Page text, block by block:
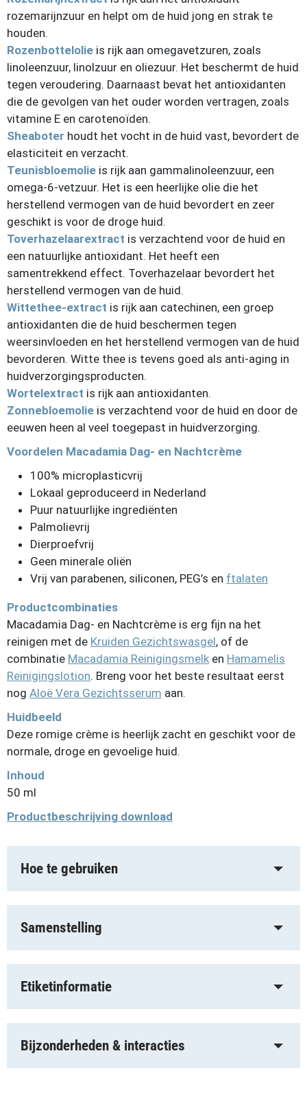
rozemarijnzuur en helpt om de huid jong en strak te
houden.
Rozenbottelolie is rijk aan omegavetzuren, zoals
linoleenzuur, linolzuur en oliezuur. Het beschermt de huid
tegen veroudering. Daarnaast bevat het antioxidanten
die de gevolgen van het ouder worden vertragen, zoals
vitamine E en carotenoïden.
Sheaboter houdt het vocht in de huid vast, bevordert de
elasticiteit en verzacht.
Teunisbloemolie is rijk aan gammalinoleenzuur, een
omega-6-vetzuur. Het is een heerlijke olie die het
herstellend vermogen van de huid bevordert en zeer
geschikt is voor de droge huid.
Toverhazelaarextract is verzachtend voor de huid en
een natuurlijke antioxidant. Het heeft een
samentrekkend effect. Toverhazelaar bevordert het
herstellend vermogen van de huid.
Wittethee-extract is rijk aan catechinen, een groep
antioxidanten die de huid beschermen tegen
weersinvloeden en het herstellend vermogen van de huid
bevorderen. Witte thee is tevens goed als anti-aging in
huidverzorgingsproducten.
Wortelextract is rijk aan antioxidanten.
Zonnebloemolie is verzachtend voor de huid en door de
eeuwen heen al veel toegepast in huidverzorging.
Voordelen Macadamia Dag- en Nachtcrème
100% microplasticvrij
Lokaal geproduceerd in Nederland
Puur natuurlijke ingrediënten
Palmolievrij
Dierproefvrij
Geen minerale oliën
Vrij van parabenen, siliconen, PEG’s en ftalaten
Productcombinaties
Macadamia Dag- en Nachtcrème is erg fijn na het
reinigen met de Kruiden Gezichtswasgel, of de
combinatie Macadamia Reinigingsmelk en Hamamelis
Reinigingslotion. Breng voor het beste resultaat eerst
nog Aloë Vera Gezichtsserum aan.
Huidbeeld
Deze romige crème is heerlijk zacht en geschikt voor de
normale, droge en gevoelige huid.
Inhoud
50 ml
Productbeschrijving download
Hoe te gebruiken
Samenstelling
Etiketinformatie
Bijzonderheden & interacties